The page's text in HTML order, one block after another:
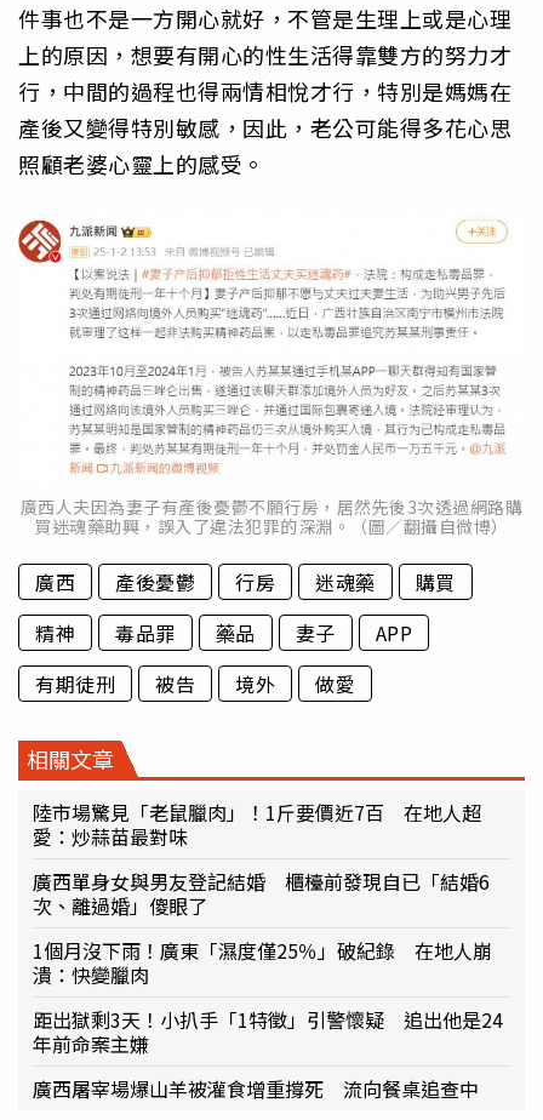
件事也不是一方開心就好，不管是生理上或是心理
上的原因，想要有開心的性生活得靠雙方的努力才
行，中間的過程也得兩情相悅才行，特別是媽媽在
產後又變得特別敏感，因此，老公可能得多花心思
照顧老婆心靈上的感受。
廣西人夫因為妻子有產後憂鬱不願行房，居然先後3次透過網路購
買迷魂藥助興，誤入了違法犯罪的深淵。（圖／翻攝自微博）
廣西 產後憂鬱 行房 迷魂藥
購買
精神
毒品罪 藥品 妻子
APP
有期徒刑
被告 境外 做愛
相關文章
陸市場驚見「老鼠臘肉」！1斤要價近7百 在地人超
愛：炒蒜苗最對味
廣西單身女與男友登記結婚 櫃檯前發現自已「結婚6
次、離過婚」傻眼了
1個月沒下雨！廣東「濕度僅25％」破紀錄 在地人崩
潰：快變臘肉
距出獄剩3天！小扒手「1特徵」引警懷疑 追出他是24
年前命案主嫌
廣西屠宰場爆山羊被灌食增重撐死 流向餐桌追查中